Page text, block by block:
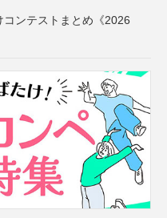
ンテストまとめ《2026